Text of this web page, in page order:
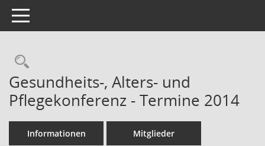
Toggle navigation
Rechercheauswahl
Gesundheits-, Alters- und
Pflegekonferenz - Termine 2014
Informationen Mitglieder